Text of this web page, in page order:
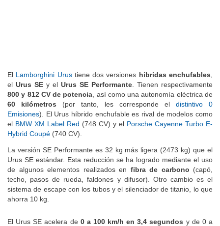
El Lamborghini Urustiene dos versiones híbridas enchufables
el Urus SE y el Urus SE Performante . Tienen respectivamente
800 y 812 CV de potencia , así como una autonomía eléctrica de
60 kilómetros (por tanto, les corresponde el distintivo 0
Emisiones). El Urus híbrido enchufable es rival de modelos como
el BMW XM Label Red (748 CV) y el Porsche Cayenne Turbo E-
Hybrid Coupé (740 CV).
La versión SE Performante es 32 kg más ligera (2473 kg) que el
Urus SE estándar. Esta reducción se ha logrado mediante el uso
de algunos elementos realizados en fibra de carbono (capó,
techo, pasos de rueda, faldones y difusor). Otro cambio es el
sistema de escape con los tubos y el silenciador de titanio, lo que
ahorra 10 kg.
El Urus SE acelera de 0 a 100 km/h en 3,4 segundos y de 0 a